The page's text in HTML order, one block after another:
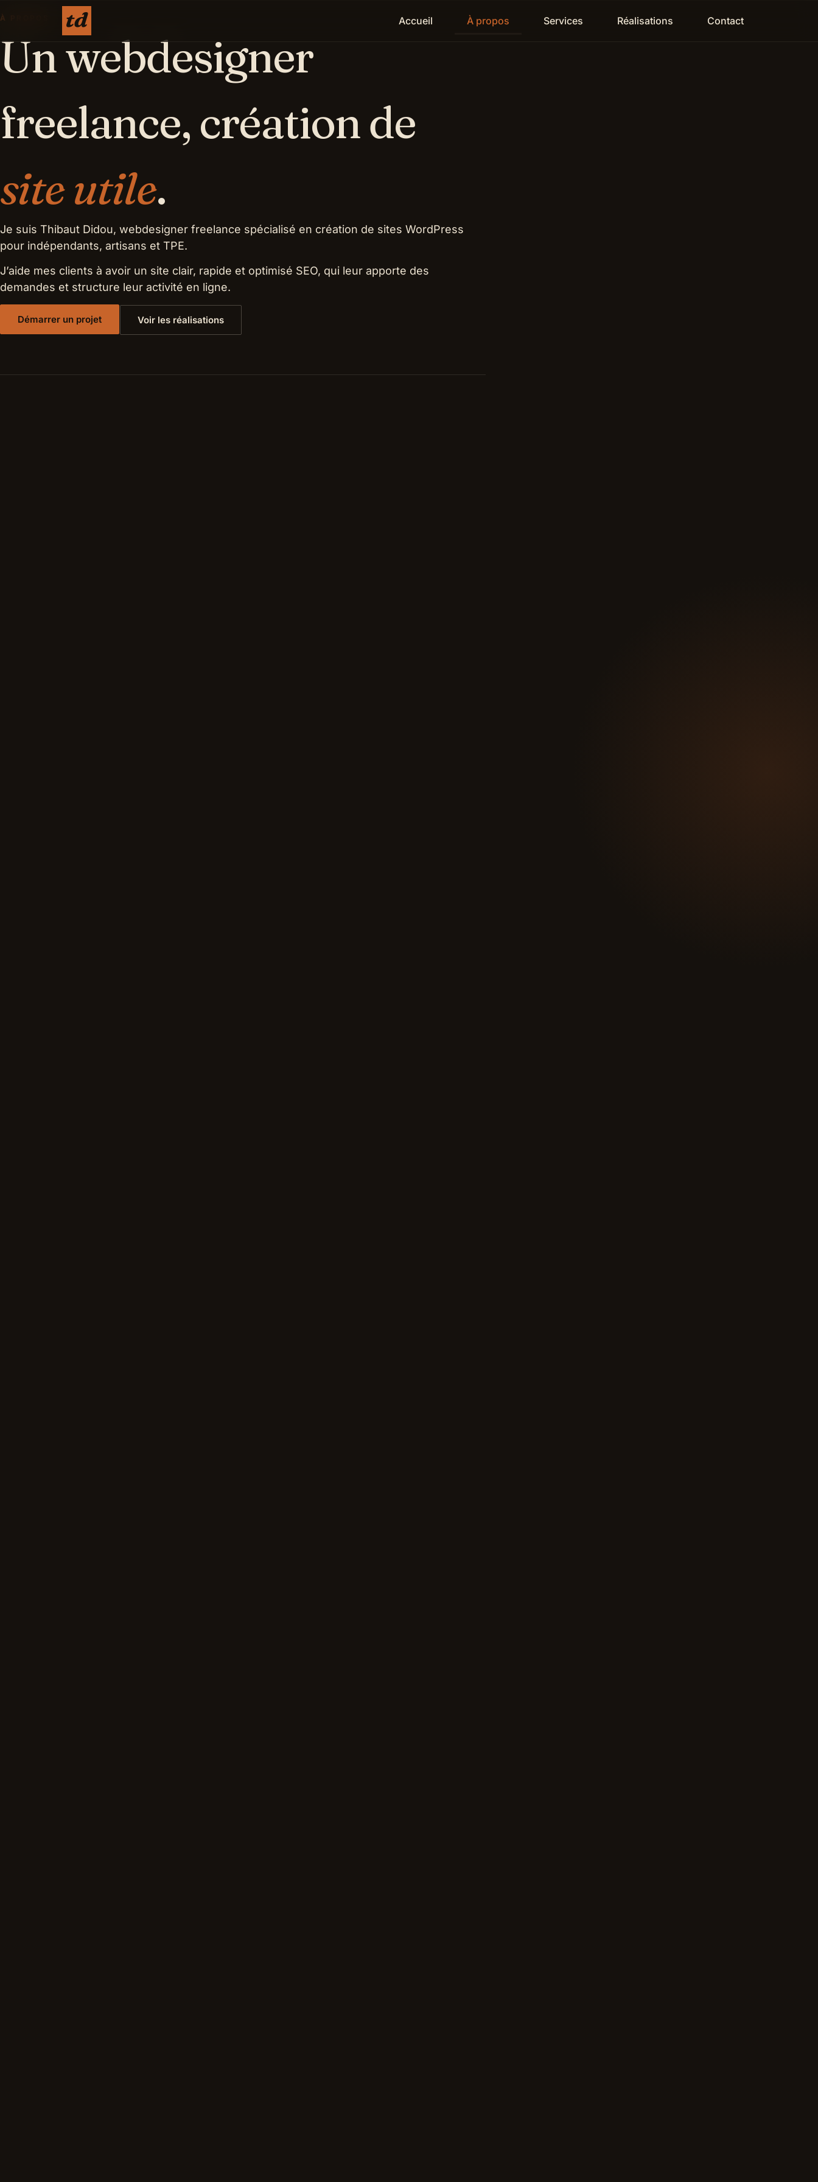
Accueil À propos Services Réalisations Contact
À PROPOS
Un webdesigner
freelance, création de
site utile.
Je suis Thibaut Didou, webdesigner freelance spécialisé en création de sites WordPress
pour indépendants, artisans et TPE.
J’aide mes clients à avoir un site clair, rapide et optimisé SEO, qui leur apporte des
demandes et structure leur activité en ligne.
Démarrer un projet Voir les réalisations